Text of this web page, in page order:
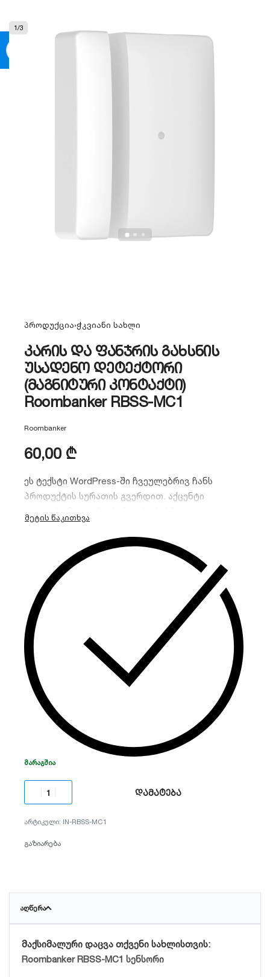
1/3
პროდუქცია›ჭკვიანი სახლი
კარის და ფანჯრის გახსნის
უსადენო დეტექტორი
(მაგნიტური კონტაქტი)
Roombanker RBSS-MC1
Roombanker
60,00 ₾
ეს ტექსტი WordPress-ში ჩვეულებრივ ჩანს
პროდუქტის სურათის გვერდით. აქცენტი
Roombanker RBSS-MC1არის უსადენო მაგნიტური
კონტაქტის სენსორი, რომელიც შექმნილია
კარებისა და ფანჯრების უსაფრთხოების
მონიტორინგისთვის.
კავშირი: უსადენო R-Bus ტექნოლოგია.
ელემენტის გამძლეობა: 5 წლამდე.
მარტივი და სწრაფი (DIY).
თავსებადობა:
სრული ინტეგრაცია
Roombanker-ის ჭკვიანი სახლის
სისტემასთან.
ᲛᲐᲠᲐᲒᲨᲘᲐ
დამატება
IN-RBSS-MC1
გაზიარება
ᲐᲦᲬᲔᲠᲐ
მაქსიმალური დაცვა თქვენი სახლისთვის:
Roombanker RBSS-MC1 სენსორი